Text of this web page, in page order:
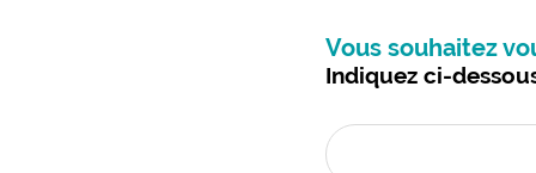
Vous souhaitez
Indiquez ci-